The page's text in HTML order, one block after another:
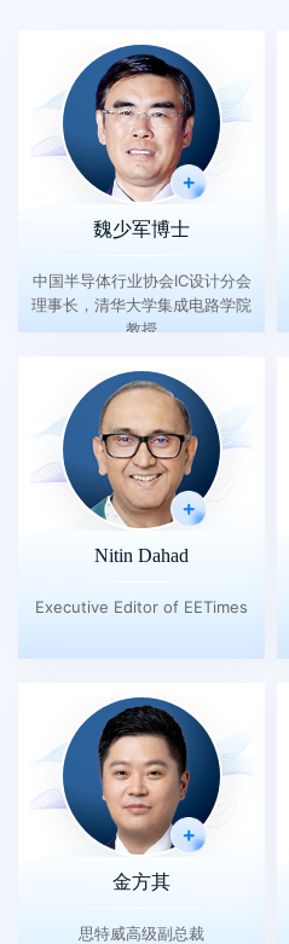
魏少军博士
中国半导体行业协会IC设计分会
理事长，清华大学集成电路学院
教授
Nitin Dahad
Executive Editor of EETimes
金方其
思特威高级副总裁